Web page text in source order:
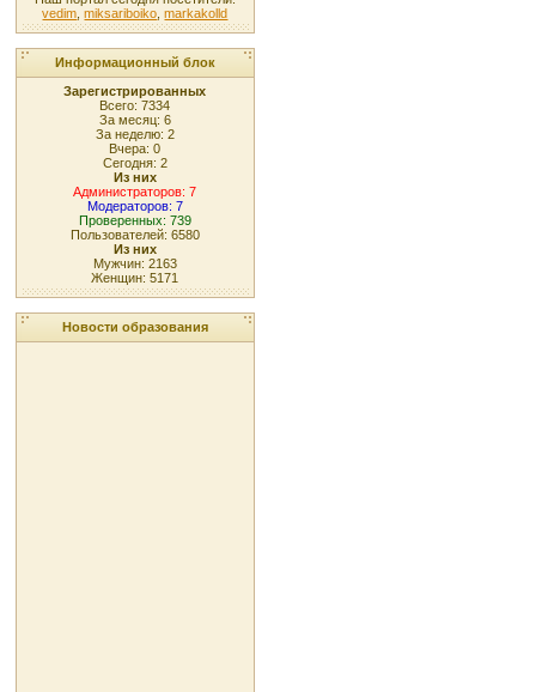
vedim ,miksariboiko ,markakolld
Информационный блок
Зарегистрированных
Всего: 7334
За месяц: 6
За неделю: 2
Вчера: 0
Сегодня: 2
Из них
Администраторов: 7
Модераторов: 7
Проверенных: 739
Пользователей: 6580
Из них
Мужчин: 2163
Женщин: 5171
Новости образования